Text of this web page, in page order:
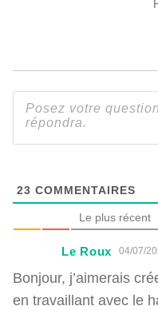
23 COMMENTAIRES
Le plus récent
Le Roux 04/07/
Bonjour, j’aimerais
en travaillant avec le